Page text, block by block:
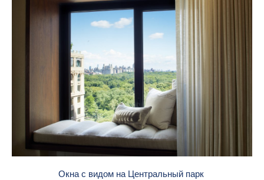
Окна с видом на Центральный парк